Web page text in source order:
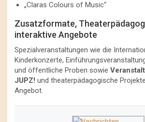
„Claras Colours of Music“
Zusatzformate,
interaktive Angebote
Spezialveranstaltungen wie die
Kinderkonzerte,
und öffentliche Proben sowie
JUPZ! und theaterpädagogische
Angebot.